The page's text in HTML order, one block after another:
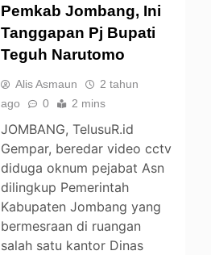
Pemkab Jombang, Ini
Tanggapan Pj Bupati
Teguh Narutomo
Alis Asmaun
2 tahun
ago
0 2 mins
JOMBANG, TelusuR.id
Gempar, beredar video cctv
diduga oknum pejabat Asn
dilingkup Pemerintah
Kabupaten Jombang yang
bermesraan di ruangan
salah satu kantor Dinas